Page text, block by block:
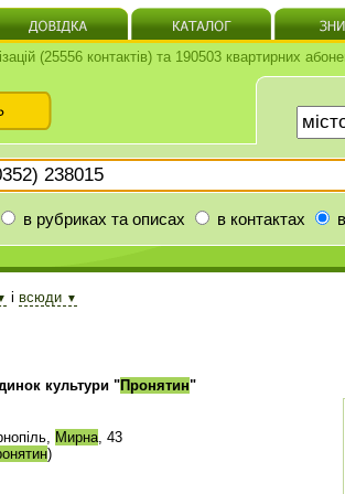
(25556 контактів) та 190503 квартирних
в рубриках та описах в контактах
і всюди ▼
культури "Пронятин"
Мирна, 43
)